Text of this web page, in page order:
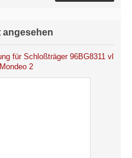
angesehen
für Schloßträger 96BG8311 vl
2